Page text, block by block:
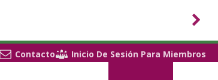
Contacto Inicio De Sesión Para Miembros